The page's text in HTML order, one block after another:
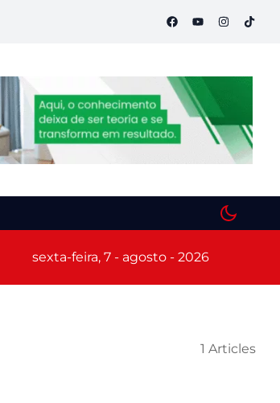
Semana S do Comércio começa hoje em Porto
sexta-feira, 7 - agosto - 2026
1 Articles